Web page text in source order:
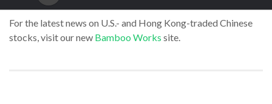
For the latest news on U.S.- and Hong Kong-traded Chinese
stocks, visit our new Bamboo Works site.